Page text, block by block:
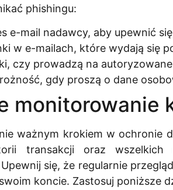
phishingu:
e-mail nadawcy, aby upewnić
w e-mailach, które wydają się
czy prowadzą na
gdy proszą o dane
monitorowanie
ważnym krokiem w ochronie
transakcji oraz
się, że regularnie
koncie. Zastosuj poniższe